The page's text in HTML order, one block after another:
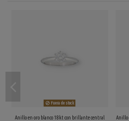
Fuera de stock
Anillo en oro blanco 18kt con brillante central Anillo